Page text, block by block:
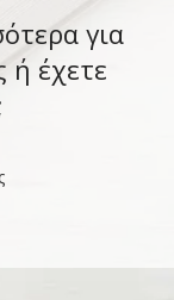
για
ή έχετε